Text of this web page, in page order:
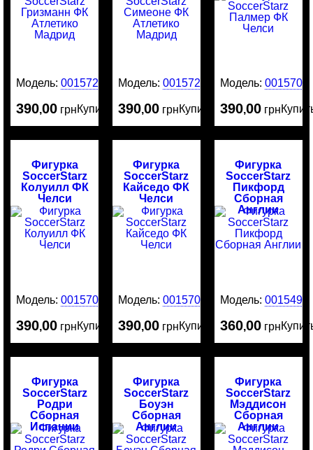
Модель:0015721
390,00 грнКупить
Модель:0015720
390,00 грнКупить
Модель: 0015708
390,00 грн
Фигурка
SoccerStarz
Колуилл ФК
Челси
Модель:0015707
390,00 грнКупить
Фигурка
SoccerStarz
Кайседо ФК
Челси
Модель:0015706
390,00 грнКупить
Фигурка
SoccerStarz
Пикфорд
Сборная
Англии
Модель: 0015491
360,00 грн
Фигурка
SoccerStarz
Родри
Сборная
Испании
Фигурка
SoccerStarz
Боуэн
Сборная
Англии
Фигурка
SoccerStarz
Мэддисон
Сборная
Англии